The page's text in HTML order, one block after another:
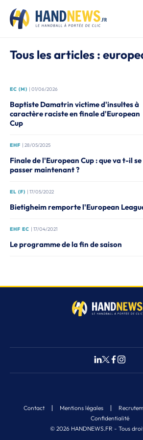
Tous les articles :
EC (M) | 01/06/2026
Baptiste Damatrin victime d'insultes à
caractère raciste en finale d'European
Cup
EHF | 28/05/2025
Finale de l'European Cup : que va t-il se
passer maintenant ?
EL (F) | 17/05/2022
Bietigheim remporte l'European
EHF EC | 17/04/2021
Le programme de la fin de saison
© 2026 HANDNEWS.FR - Tous
Contact Mentions légales
Confidentialité